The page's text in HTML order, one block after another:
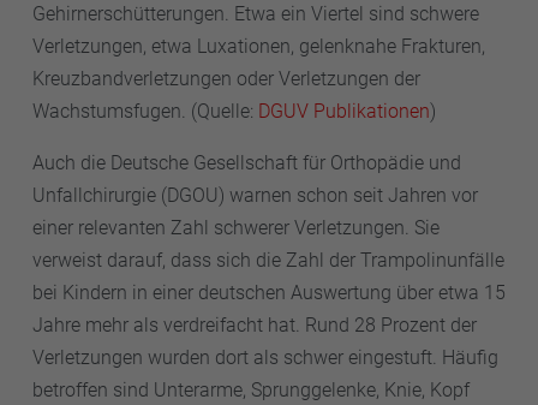
Gehirnerschütterungen. Etwa ein Viertel sind schwere
Verletzungen, etwa Luxationen, gelenknahe Frakturen,
Kreuzbandverletzungen oder Verletzungen der
Wachstumsfugen. (Quelle: DGUV Publikationen)
Auch die Deutsche Gesellschaft für Orthopädie und
Unfallchirurgie (DGOU) warnen schon seit Jahren vor
einer relevanten Zahl schwerer Verletzungen. Sie
verweist darauf, dass sich die Zahl der Trampolinunfälle
bei Kindern in einer deutschen Auswertung über etwa 15
Jahre mehr als verdreifacht hat. Rund 28 Prozent der
Verletzungen wurden dort als schwer eingestuft. Häufig
betroffen sind Unterarme, Sprunggelenke, Knie, Kopf